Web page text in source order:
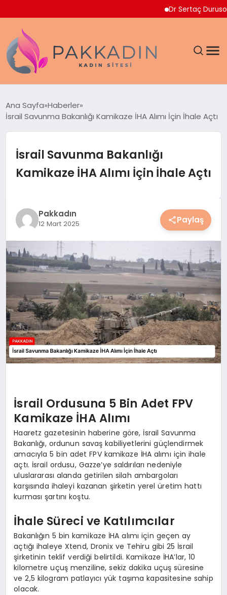
Dr Sertaç Durusoy
SAĞLIK
MAGAZIN
YAŞAM
YEMEK
KIMDIR?
HESAPLAMALAR
Ana Sayfa Haberler
İsrail Savunma Bakanlığı Kamikaze İHA Alımı İçin İhale Açtı
İsrail Savunma Bakanlığı
Kamikaze İHA Alımı İçin İhale Açtı
Pakkadın
12 Mart 2025 Paylaş
İsrail Ordusuna 5 Bin Adet FPV
Kamikaze İHA Alımı
Haaretz gazetesinin haberine göre, İsrail Savunma
Bakanlığı, ordunun savaş kabiliyetlerini güçlendirmek
amacıyla 5 bin adet FPV kamikaze İHA alımı için ihale
açtı. İsrail ordusu, Gazze’ye saldırıları nedeniyle
uluslararası alanda getirilen silah ambargoları
karşısında ihaleyi kazanan şirketin yerel üretim hattı
kurması şartını koştu.
İhale Süreci ve Katılımcılar
Bakanlığın 5 bin kamikaze İHA alımı için geçen ay
açtığı ihaleye Xtend, Dronix ve Tehiru gibi 25 İsrail
şirketinin teklif verdiği belirtildi. Kamikaze İHA’lar, 10
kilometre uçuş menziline, sekiz dakika uçuş süresine
ve 2,5 kilogram patlayıcı yük taşıma kapasitesine sahip
olacak.